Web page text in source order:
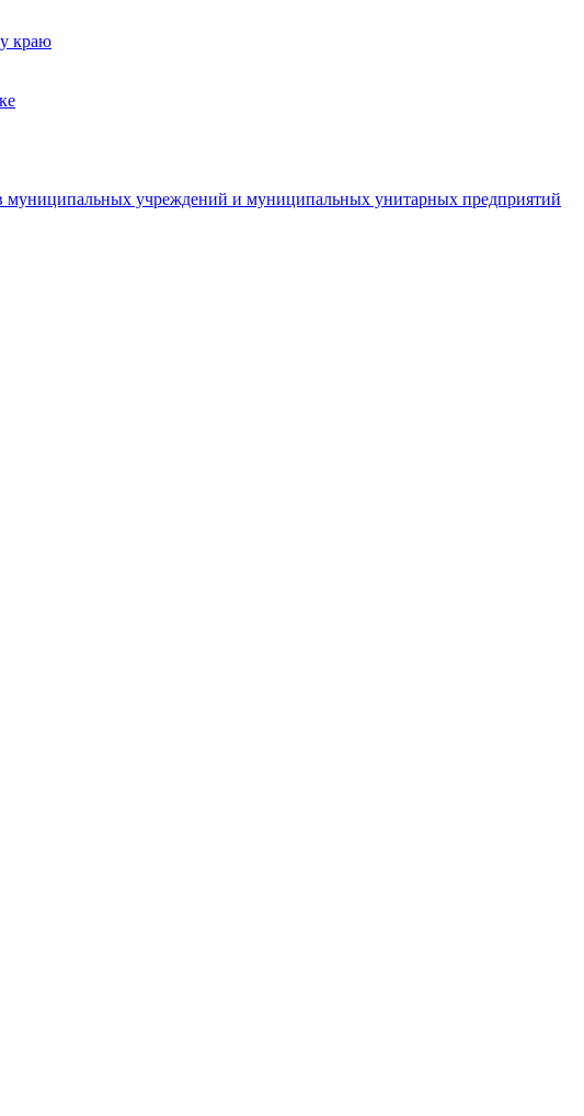
краю
муниципальных учреждений и муниципальных унитарных предприятий